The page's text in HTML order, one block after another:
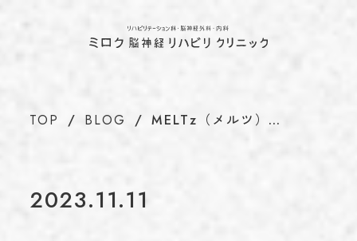
理念
施設基準情報などの掲示について
診療について
TOP BLOG MELTz（メルツ）…
2023.11.11